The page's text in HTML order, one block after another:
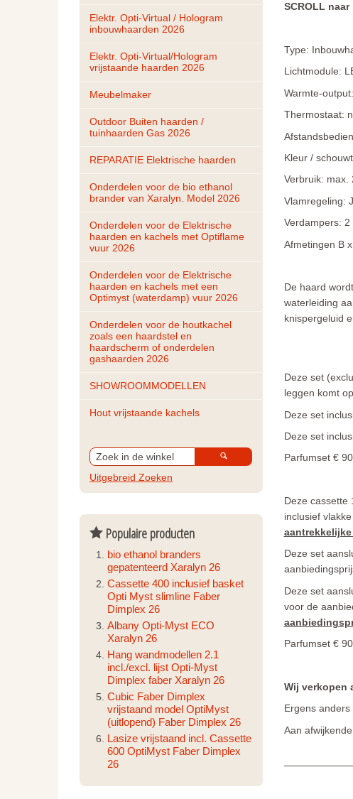
Elektr. Opti-Virtual / Hologram
inbouwhaarden 2026
Elektr. Opti-Virtual/Hologram
vrijstaande haarden 2026
Meubelmaker
Outdoor Buiten haarden /
tuinhaarden Gas 2026
REPARATIE Elektrische haarden
Onderdelen voor de bio ethanol
brander van Xaralyn. Model 2026
Onderdelen voor de Elektrische
haarden en kachels met Optiflame
vuur 2026
Onderdelen voor de Elektrische
haarden en kachels met een
Optimyst (waterdamp) vuur 2026
Onderdelen voor de houtkachel
zoals een haardstel en
haardscherm of onderdelen
gashaarden 2026
SHOWROOMMODELLEN
Hout vrijstaande kachels
Uitgebreid Zoeken
Populaire producten
bio ethanol branders
gepatenteerd Xaralyn 26
Cassette 400 inclusief basket
Opti Myst slimline Faber
Dimplex 26
Albany Opti-Myst ECO
Xaralyn 26
Hang wandmodellen 2.1
incl./excl. lijst Opti-Myst
Dimplex faber Xaralyn 26
Cubic Faber Dimplex
vrijstaand model OptiMyst
(uitlopend) Faber Dimplex 26
Lasize vrijstaand incl. Cassette
600 OptiMyst Faber Dimplex
26
SCROLL naar
Type:
Lichtmodule:
Warmte-
Thermostaat:
Kleur /
Verbruik: max.
Vlamregeling:
Verdampers: 2
Afmetingen B
De haard
waterleiding
knispergeluid
Deze set
leggen komt op
Deze set
Deze set
Parfumset €
Deze cassette
inclusief
Deze set
Deze set
voor de
Parfumset €
Wij verkopen
Ergens anders
Aan